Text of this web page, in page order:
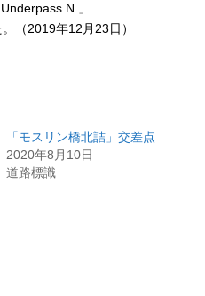
N.」
（2019年12月23日）
「モスリン橋北詰」交差点
2020年8月10日
道路標識